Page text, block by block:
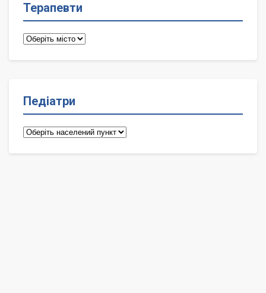
Терапевти
Терапевти
Педіатри
Педіатри